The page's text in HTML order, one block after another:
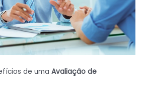
de umaAvaliação de